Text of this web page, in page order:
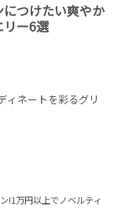
つけたい爽やか
リー6選
ィネートを彩るグリ
!1万円以上でノベルティ